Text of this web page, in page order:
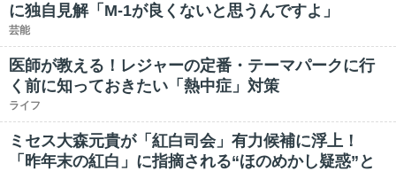
に独自見解「M-1が良くないと思うんですよ」
芸能
医師が教える！レジャーの定番・テーマパークに行
く前に知っておきたい「熱中症」対策
ライフ
ミセス大森元貴が「紅白司会」有力候補に浮上！
「昨年末の紅白」に指摘される“ほのめかし疑惑”と